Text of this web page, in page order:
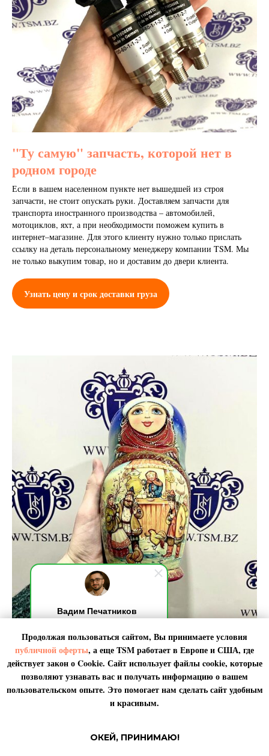
Вадим Печатников
обычно отвечаю за 10 секунд.
По любым вопросами пишите
мне. Я онлайн.
Продолжая пользоваться сайтом, Вы принимаете условия
публичной оферты, а еще TSM работает в ЕвропеиСША, где
действует закон о Cookie. Сайт использует файлы cookie, которые
позволяют узнавать вас и получать информацию о вашем
пользовательском опыте. Это помогает нам сделать сайт удобным
и красивым.
ОКЕЙ, ПРИНИМАЮ!
"Ту самую" запчасть, которой нет в
родном городе
Если в вашем населенном пункте нет вышедшей из строя
запчасти, не стоит опускать руки. Доставляем запчасти для
транспорта иностранного производства – автомобилей,
мотоциклов, яхт, а при необходимости поможем купить в
интернет–магазине. Для этого клиенту нужно только прислать
ссылку на деталь персональному менеджеру компании TSM. Мы
не только выкупим товар, но и доставим до двери клиента.
Узнать цену и срок доставки груза
Подарки для родных и близких
Для родных и близких всегда хочется самого лучшего, важно
оставаться на связи, не забывать про дни рождения и памятные
даты. Радуйте самых важных людей даже за тысячи километров и
на другом континенте. Доставляем товары известных брендов,
Узнать цену и срок доставки подарков